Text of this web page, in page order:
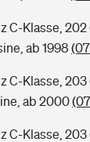
C-Klasse, 202
ab 1998
C-Klasse, 203
ab 2000
C-Klasse, 203